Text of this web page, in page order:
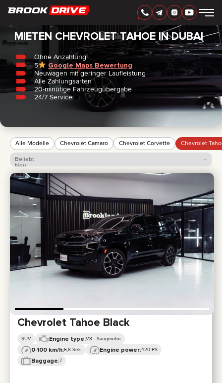
AED
AUTOMARKEN
MIETZEITRAUM
BESTE ANGEBOTE
FAQ
CERTIFICATES
PARTNERSCHAFT
MIETKAUF
info@brook-drive.rent
+ 971 52 193 88 88
+
Startseite /Chevrolet/Tahoe
MIETEN CHEVROLET TAHOE IN DUBAI
Ohne Anzahlung!
5
Google Maps Bewertung
Neuwagen mit geringer Laufleistung
Alle Zahlungsarten
20-minütige Fahrzeugübergabe
24/7 Service
Alle Modelle Chevrolet Camaro Chevrolet Corvette Chevrolet
Beliebt
Neu
Preis: aufsteigend
Preis: absteigend
Chevrolet Tahoe Black
SUV Engine type:V8 - Saugmotor
0-100 km/h:6,8 Sek. Engine power:420 PS
Baggage:7